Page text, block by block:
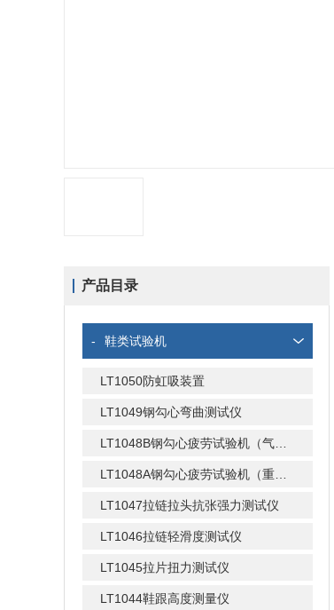
产品目录
- 鞋类试验机
LT1050防虹吸装置
LT1049钢勾心弯曲测试仪
LT1047拉链拉头抗张强力测试仪
LT1046拉链轻滑度测试仪
LT1045拉片扭力测试仪
LT1044鞋跟高度测量仪